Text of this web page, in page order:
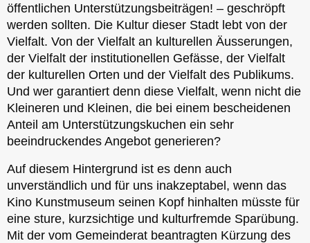
öffentlichen Unterstützungsbeiträgen! – geschröpft
werden sollten. Die Kultur dieser Stadt lebt von der
Vielfalt. Von der Vielfalt an kulturellen Äusserungen,
der Vielfalt der institutionellen Gefässe, der Vielfalt
der kulturellen Orten und der Vielfalt des Publikums.
Und wer garantiert denn diese Vielfalt, wenn nicht die
Kleineren und Kleinen, die bei einem bescheidenen
Anteil am Unterstützungskuchen ein sehr
beeindruckendes Angebot generieren?
Auf diesem Hintergrund ist es denn auch
unverständlich und für uns inakzeptabel, wenn das
Kino Kunstmuseum seinen Kopf hinhalten müsste für
eine sture, kurzsichtige und kulturfremde Sparübung.
Mit der vom Gemeinderat beantragten Kürzung des